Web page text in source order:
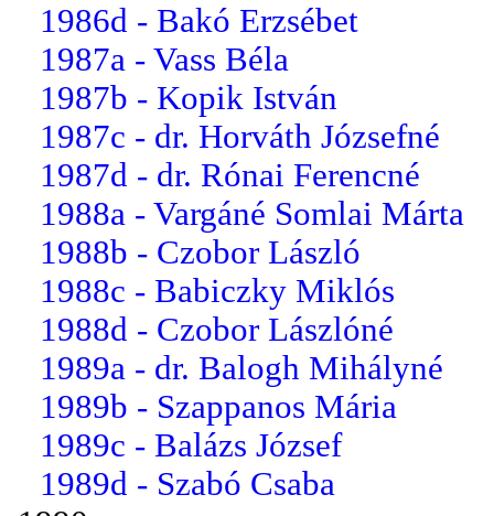
1986d - Bakó Erzsébet
1987a - Vass Béla
1987b - Kopik István
1987c - dr. Horváth Józsefné
1987d - dr. Rónai Ferencné
1988a - Vargáné Somlai Márta
1988b - Czobor László
1988c - Babiczky Miklós
1988d - Czobor Lászlóné
1989a - dr. Balogh Mihályné
1989b - Szappanos Mária
1989c - Balázs József
1989d - Szabó Csaba